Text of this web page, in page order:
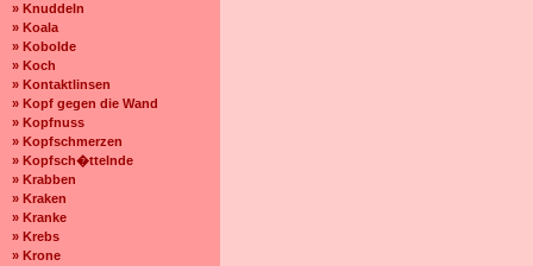
» Knuddeln
» Koala
» Kobolde
» Koch
» Kontaktlinsen
» Kopf gegen die Wand
» Kopfnuss
» Kopfschmerzen
» Kopfsch�ttelnde
» Krabben
» Kraken
» Kranke
» Krebs
» Krone